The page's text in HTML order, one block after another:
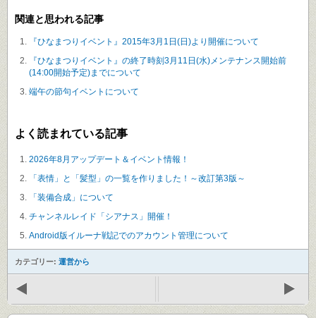
関連と思われる記事
『ひなまつりイベント』2015年3月1日(日)より開催について
『ひなまつりイベント』の終了時刻3月11日(水)メンテナンス開始前
(14:00開始予定)までについて
端午の節句イベントについて
よく読まれている記事
2026年8月アップデート＆イベント情報！
「表情」と「髪型」の一覧を作りました！～改訂第3版～
「装備合成」について
チャンネルレイド「シアナス」開催！
Android版イルーナ戦記でのアカウント管理について
カテゴリー: 運営から